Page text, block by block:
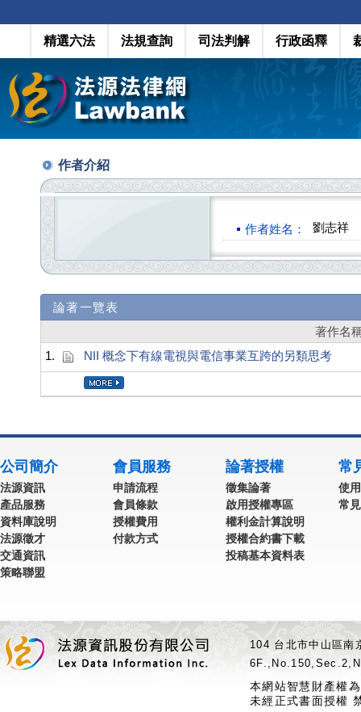
精選六法 法規查詢 司法判解 行政函釋
作者介紹
作者姓名： 劉志祥
論著一覽表
著作名
1.
NII 概念下有線電視與電信事業互跨的另類思考
公司簡介
法源資訊
產品服務
資料庫說明
法源徵才
交通資訊
策略聯盟
會員服務
申請流程
會員條款
授權費用
付款方式
論著授權
徵集論著
啟用授權專區
權利金計算說明
授權合約書下載
投稿基本資料表
常
使
常
104 台北市中山區
本網站智慧財產權
未經正式書面授權